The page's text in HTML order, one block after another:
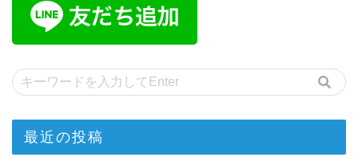
最近の投稿